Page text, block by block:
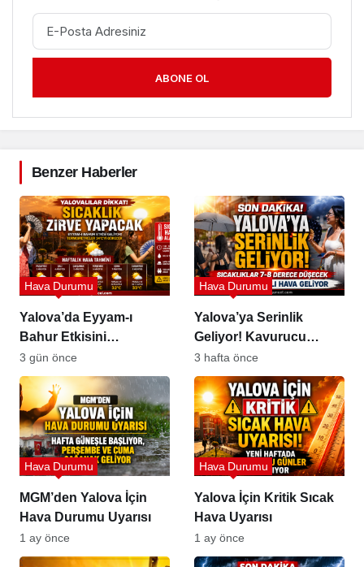
ABONE OL
Benzer Haberler
Yalova’da Eyyam-ı
Bahur Etkisini
Gösteriyor
Hava Durumu
3 gün önce
Yalova’ya Serinlik
Geliyor! Kavurucu
Sıcaklar Sona Eriyor
Hava Durumu
3 hafta önce
MGM’den Yalova İçin
Hava Durumu Uyarısı
Hava Durumu
1 ay önce
Yalova İçin Kritik Sıcak
Hava Uyarısı
Hava Durumu
1 ay önce